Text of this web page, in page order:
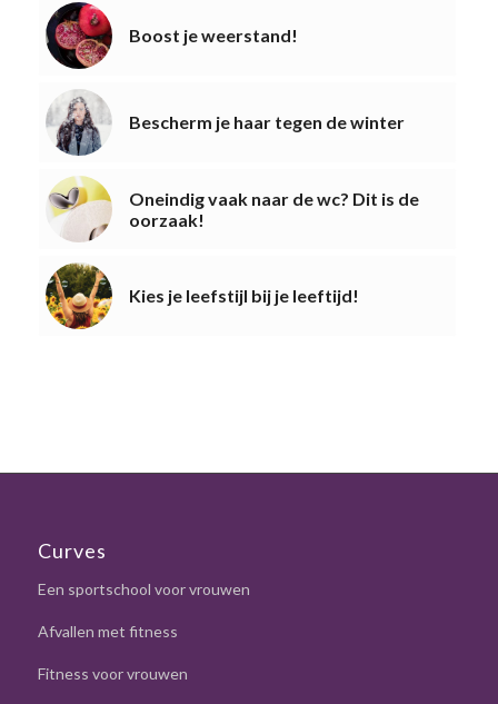
Boost je weerstand!
Bescherm je haar tegen de winter
Oneindig vaak naar de wc? Dit is de
oorzaak!
Kies je leefstijl bij je leeftijd!
Curves
Een sportschool voor vrouwen
Afvallen met fitness
Fitness voor vrouwen